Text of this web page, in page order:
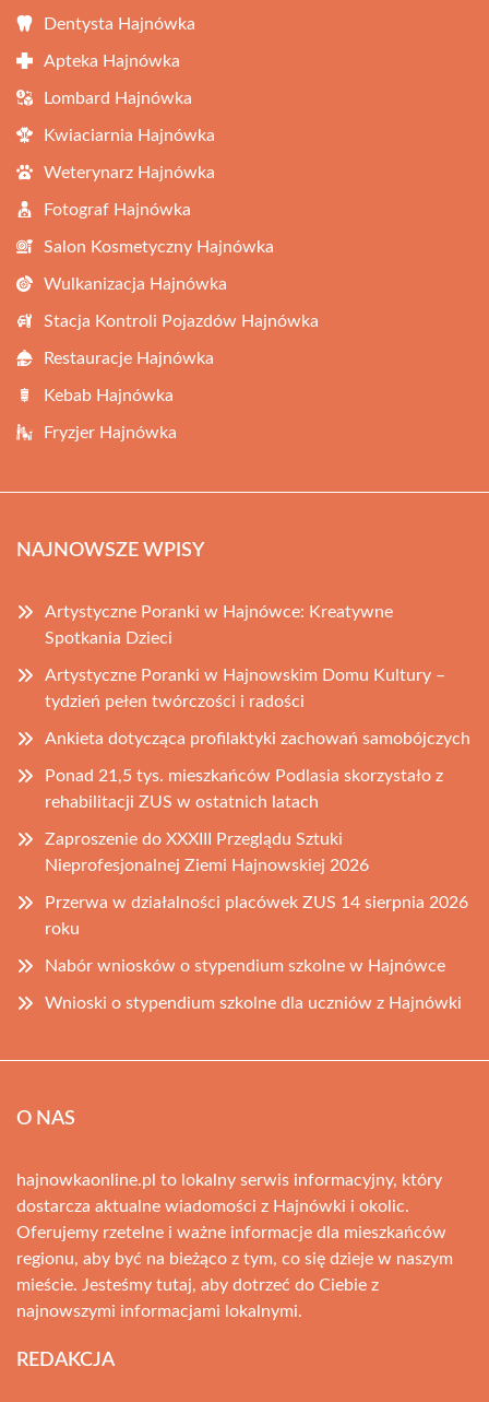
Dentysta Hajnówka
Apteka Hajnówka
Lombard Hajnówka
Kwiaciarnia Hajnówka
Weterynarz Hajnówka
Fotograf Hajnówka
Salon Kosmetyczny Hajnówka
Wulkanizacja Hajnówka
Stacja Kontroli Pojazdów Hajnówka
Restauracje Hajnówka
Kebab Hajnówka
Fryzjer Hajnówka
NAJNOWSZE WPISY
Artystyczne Poranki w Hajnówce: Kreatywne
Spotkania Dzieci
Artystyczne Poranki w Hajnowskim Domu Kultury –
tydzień pełen twórczości i radości
Ankieta dotycząca profilaktyki zachowań samobójczych
Ponad 21,5 tys. mieszkańców Podlasia skorzystało z
rehabilitacji ZUS w ostatnich latach
Zaproszenie do XXXIII Przeglądu Sztuki
Nieprofesjonalnej Ziemi Hajnowskiej 2026
Przerwa w działalności placówek ZUS 14 sierpnia 2026
roku
Nabór wniosków o stypendium szkolne w Hajnówce
Wnioski o stypendium szkolne dla uczniów z Hajnówki
O NAS
hajnowkaonline.pl to lokalny serwis informacyjny, który
dostarcza aktualne wiadomości z Hajnówki i okolic.
Oferujemy rzetelne i ważne informacje dla mieszkańców
regionu, aby być na bieżąco z tym, co się dzieje w naszym
mieście. Jesteśmy tutaj, aby dotrzeć do Ciebie z
najnowszymi informacjami lokalnymi.
REDAKCJA